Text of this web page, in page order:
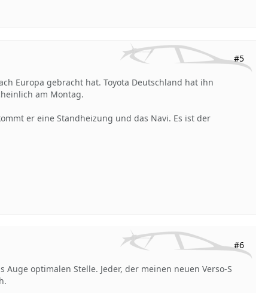
#5
Europa gebracht hat. Toyota Deutschland hat ihn
am Montag.
er eine Standheizung und das Navi. Es ist der
#6
optimalen Stelle. Jeder, der meinen neuen Verso-S